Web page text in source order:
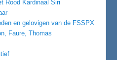
Rood Kardinaal Siri
en gelovigen van de FSSPX
Faure, Thomas